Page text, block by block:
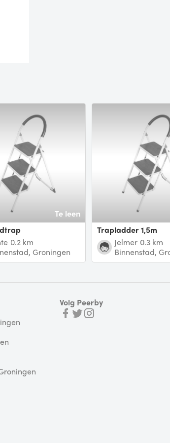
Te leen
0.2 km
Groningen
trapladder 1,5m
Jelmer 0.3 km
Binnenstad,
Volg Peerby